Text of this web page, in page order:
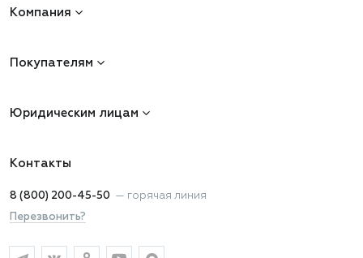
Компания
Покупателям
Юридическим лицам
Контакты
8 (800) 200-45-50 — горячая линия
Перезвонить?